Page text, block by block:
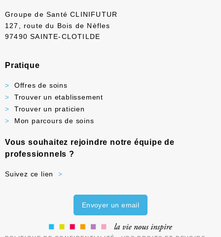
Groupe de Santé CLINIFUTUR
127, route du Bois de Nèfles
97490 SAINTE-CLOTILDE
Pratique
Offres de soins
Trouver un etablissement
Trouver un praticien
Mon parcours de soins
Vous souhaitez rejoindre notre équipe de
professionnels ?
Suivez ce lien
Envoyer un email